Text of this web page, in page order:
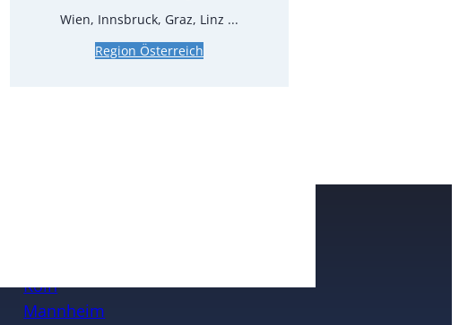
Köln
Mannheim
Wien, Innsbruck, Graz, Linz ...
Region Österreich